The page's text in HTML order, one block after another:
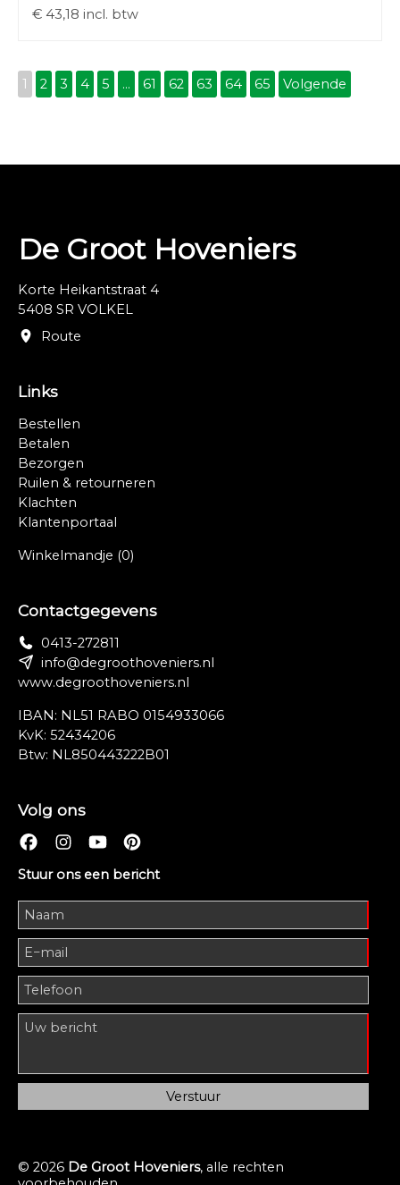
€ 43,18 incl. btw
1 2 3 4 5 ... 61 62 63 64 65 Volgende
De Groot Hoveniers
Korte Heikantstraat 4
5408 SR VOLKEL
Route
Links
Bestellen
Betalen
Bezorgen
Ruilen & retourneren
Klachten
Klantenportaal
Winkelmandje (0)
Contactgegevens
0413-272811
info@degroothoveniers.nl
www.degroothoveniers.nl
IBAN: NL51 RABO 0154933066
KvK: 52434206
Btw: NL850443222B01
Volg ons
Stuur ons een bericht
© 2026 De Groot Hoveniers, alle rechten